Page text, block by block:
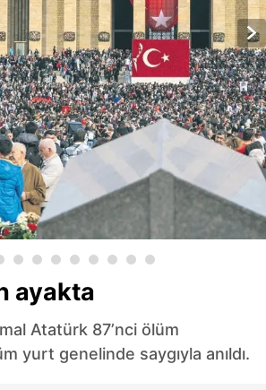
ayakta
Atatürk 87’nci ölüm
yurt genelinde saygıyla anıldı.